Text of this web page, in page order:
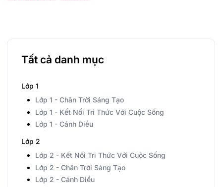
Tất cả danh mục
Lớp 1
Lớp 1 - Chân Trời Sáng Tạo
Lớp 1 - Kết Nối Tri Thức Với Cuộc Sống
Lớp 1 - Cánh Diều
Lớp 2
Lớp 2 - Kết Nối Tri Thức Với Cuộc Sống
Lớp 2 - Chân Trời Sáng Tạo
Lớp 2 - Cánh Diều